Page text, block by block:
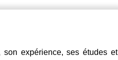
expérience, ses études et